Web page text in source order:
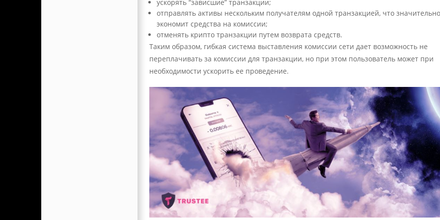
ускорять “зависшие” транзакции;
отправлять активы нескольким получателям одной транзакцией, что
экономит средства на комиссии;
отменять крипто транзакции путем возврата средств.
Таким образом, гибкая система выставления комиссии сети дает возможность не
переплачивать за комиссии для транзакции, но при этом пользователь может при
необходимости ускорить ее проведение.